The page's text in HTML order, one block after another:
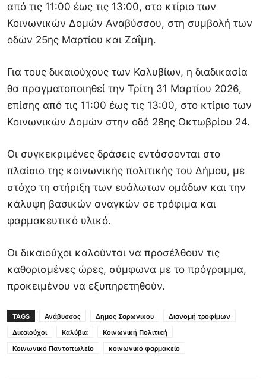
από τις 11:00 έως τις 13:00, στο κτίριο των
Κοινωνικών Δομών Αναβύσσου, στη συμβολή των
οδών 25ης Μαρτίου και Ζαΐμη.
Για τους δικαιούχους των Καλυβίων, η διαδικασία
θα πραγματοποιηθεί την Τρίτη 31 Μαρτίου 2026,
επίσης από τις 11:00 έως τις 13:00, στο κτίριο των
Κοινωνικών Δομών στην οδό 28ης Οκτωβρίου 24.
Οι συγκεκριμένες δράσεις εντάσσονται στο
πλαίσιο της κοινωνικής πολιτικής του Δήμου, με
στόχο τη στήριξη των ευάλωτων ομάδων και την
κάλυψη βασικών αναγκών σε τρόφιμα και
φαρμακευτικό υλικό.
Οι δικαιούχοι καλούνται να προσέλθουν τις
καθορισμένες ώρες, σύμφωνα με το πρόγραμμα,
προκειμένου να εξυπηρετηθούν.
TAGS Ανάβυσσος Δημος Σαρωνικου
Διανομή τροφίμων
Δικαιούχοι
Καλύβια
Κοινωνική Πολιτική
Κοινωνικό Παντοπωλείο
κοινωνικό φαρμακείο